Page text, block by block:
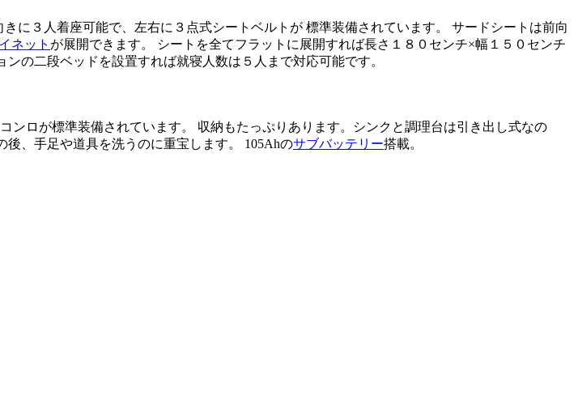
に３人着座可能で、左右に３点式シートベルトが 標準装備されています。 サードシートは前向
ネット が展開できます。 シートを全てフラットに展開すれば長さ１８０センチ×幅１５０センチ
の二段ベッドを設置すれば就寝人数は５人まで対応可能です。
ンロが標準装備されています。 収納もたっぷりあります。シンクと調理台は引き出し式なの
、手足や道具を洗うのに重宝します。 105Ahのサブバッテリー搭載。